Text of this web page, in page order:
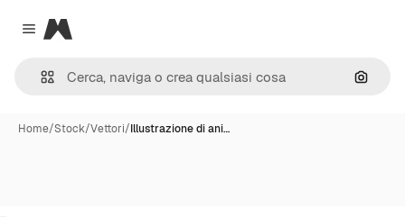
Close menu
Magnific
Cerca
Home/Stock/Vettori/Illustrazione di ani…